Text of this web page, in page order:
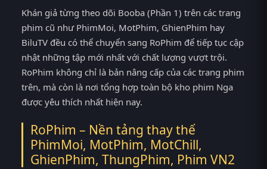
Khán giả từng theo dõi Booba (Phần 1) trên các trang
phim cũ như PhimMoi, MotPhim, GhienPhim hay
BiluTV đều có thể chuyển sang RoPhim để tiếp tục cập
nhật những tập mới nhất với chất lượng vượt trội.
RoPhim không chỉ là bản nâng cấp của các trang phim
trên, mà còn là nơi tổng hợp toàn bộ kho phim Nga
được yêu thích nhất hiện nay.
RoPhim – Nền tảng thay thế
PhimMoi, MotPhim, MotChill,
GhienPhim, ThungPhim, Phim VN2